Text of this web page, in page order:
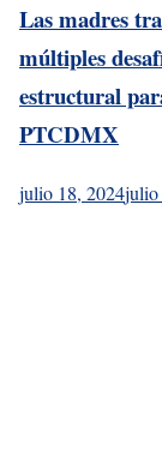
Las madres
múltiples
estructural
PTCDMX
julio 18, 2024julio